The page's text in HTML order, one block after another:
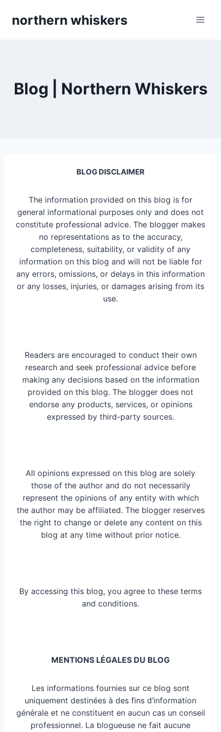
northern whiskers
Blog | Northern Whiskers
BLOG DISCLAIMER
The information provided on this blog is for
general informational purposes only and does not
constitute professional advice. The blogger makes
no representations as to the accuracy,
completeness, suitability, or validity of any
information on this blog and will not be liable for
any errors, omissions, or delays in this information
or any losses, injuries, or damages arising from its
use.
Readers are encouraged to conduct their own
research and seek professional advice before
making any decisions based on the information
provided on this blog. The blogger does not
endorse any products, services, or opinions
expressed by third-party sources.
All opinions expressed on this blog are solely
those of the author and do not necessarily
represent the opinions of any entity with which
the author may be affiliated. The blogger reserves
the right to change or delete any content on this
blog at any time without prior notice.
By accessing this blog, you agree to these terms
and conditions.
MENTIONS LÉGALES DU BLOG
Les informations fournies sur ce blog sont
uniquement destinées à des fins d’information
générale et ne constituent en aucun cas un conseil
professionnel. La blogueuse ne fait aucune